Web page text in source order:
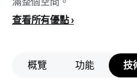
查看所有優點
概覽 功能 技